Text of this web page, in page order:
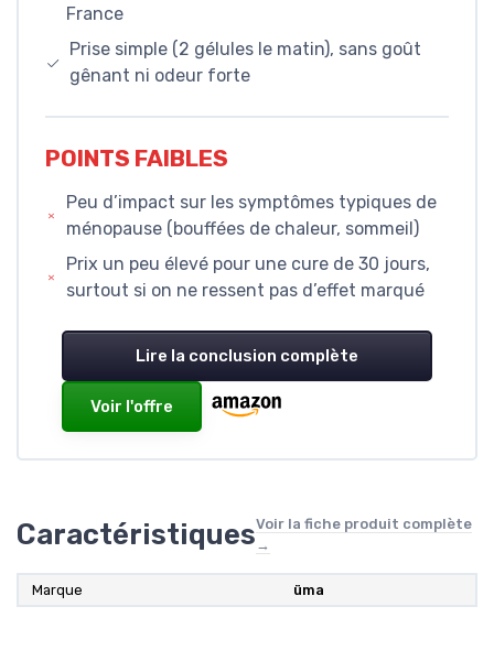
France
Prise simple (2 gélules le matin), sans goût
gênant ni odeur forte
POINTS FAIBLES
Peu d’impact sur les symptômes typiques de
ménopause (bouffées de chaleur, sommeil)
Prix un peu élevé pour une cure de 30 jours,
surtout si on ne ressent pas d’effet marqué
Lire la conclusion complète
Voir l'offre
CaractéristiquesVoir la fiche produit complète
→
Marque üma